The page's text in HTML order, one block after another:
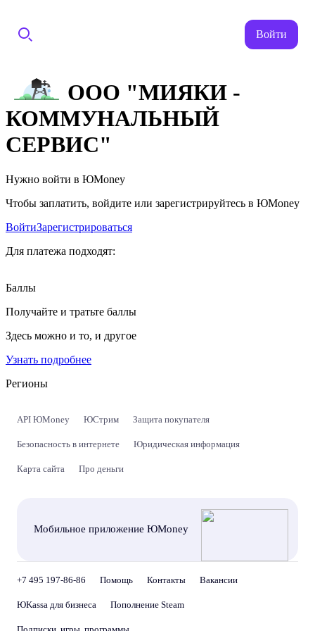
Войти
ООО "МИЯКИ -
КОММУНАЛЬНЫЙ
СЕРВИС"
Нужно войти в ЮMoney
Чтобы заплатить, войдите или зарегистрируйтесь в ЮMoney
ВойтиЗарегистрироваться
Для платежа подходят:
Баллы
Получайте и тратьте баллы
Здесь можно и то, и другое
Узнать подробнее
Регионы
API ЮMoney ЮСтрим Защита покупателя
Безопасность в интернете Юридическая информация
Карта сайта Про деньги
Мобильное приложение ЮMoney
+7 495 197-86-86 Помощь Контакты Вакансии
ЮKassa для бизнеса Пополнение Steam